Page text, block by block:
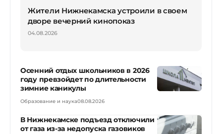
Жители Нижнекамска устроили в своем
дворе вечерний кинопоказ
04.08.2026
Осенний отдых школьников в 2026
году превзойдет по длительности
зимние каникулы
Образование и наука08.08.2026
В Нижнекамске подъезд отключили
от газа из-за недопуска газовиков